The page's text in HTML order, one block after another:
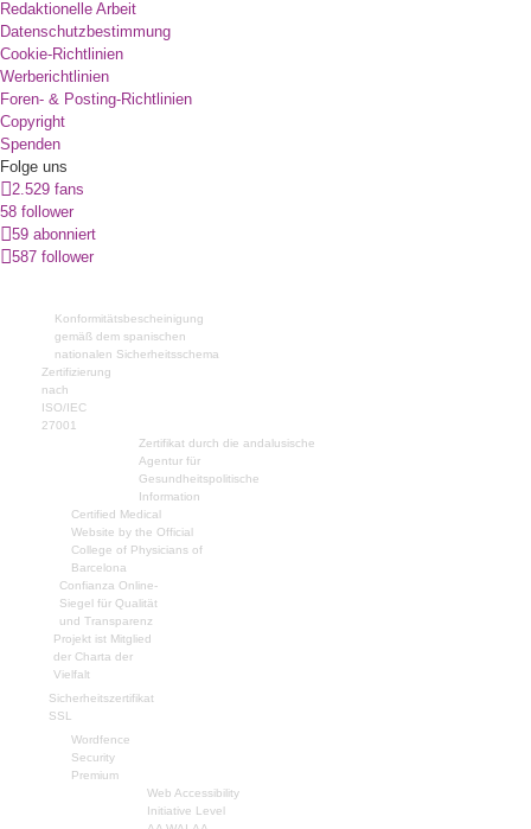
Redaktionelle Arbeit
Datenschutzbestimmung
Cookie-Richtlinien
Werberichtlinien
Foren- & Posting-Richtlinien
Copyright
Spenden
Folge uns
2.529 fans
58 follower
59 abonniert
587 follower
Konformitätsbescheinigung
gemäß dem spanischen
nationalen Sicherheitsschema
Zertifizierung
nach
ISO/IEC
27001
Zertifikat durch die andalusische
Agentur für
Gesundheitspolitische
Information
Certified Medical
Website by the Official
College of Physicians of
Barcelona
Confianza Online-
Siegel für Qualität
und Transparenz
Projekt ist Mitglied
der Charta der
Vielfalt
Sicherheitszertifikat
SSL
Wordfence
Security
Premium
Web Accessibility
Initiative Level